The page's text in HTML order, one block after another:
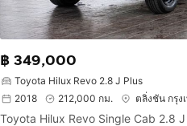
฿ 349,000
Toyota Hilux Revo 2.8 J Plus
2018
212,000 กม. ตลิ่งชัน กรุ